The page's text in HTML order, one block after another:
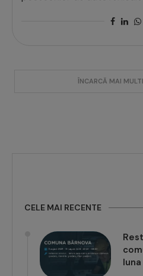
ÎNCARCĂ MAI
CELE MAI RECENTE